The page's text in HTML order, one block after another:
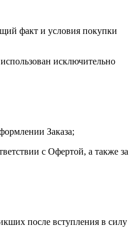
факт и условия покупки
исключительно
Заказа;
с Офертой, а также за
после вступления в силу